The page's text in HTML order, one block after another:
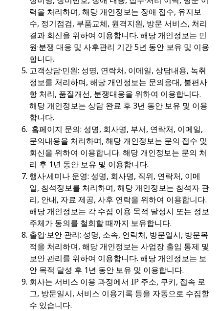
력을 처리하며, 해당 개인정보는 장애 접수, 유지보
수, 정기점검, 부품교체, 원격지원, 방문 서비스, 처리
결과 회신을 위하여 이용합니다. 해당 개인정보는 민
원·분쟁 대응 및 사후관리 기간 5년 동안 보유 및 이용
합니다.
고객상담·민원: 성명, 연락처, 이메일, 상담내용, 녹취
정보를 처리하며, 해당 개인정보는 문의응대, 불편사
항 처리, 품질개선, 분쟁대응을 위하여 이용합니다.
해당 개인정보는 상담 완료 후 3년 동안 보유 및 이용
합니다.
홈페이지 문의: 성명, 회사명, 부서, 연락처, 이메일,
문의내용을 처리하며, 해당 개인정보는 문의 접수 및
회신을 위하여 이용합니다. 해당 개인정보는 문의 처
리 후 1년 동안 보유 및 이용합니다.
행사·세미나 운영: 성명, 회사명, 직위, 연락처, 이메
일, 참석정보를 처리하며, 해당 개인정보는 참석자 관
리, 안내, 자료 제공, 사후 연락을 위하여 이용합니다.
해당 개인정보는 각 수집 이용 목적 달성시 또는 정보
주체가 동의를 철회할 때까지 보유합니다.
출입·보안 관리: 성명, 소속, 연락처, 방문일시, 방문목
적을 처리하며, 해당 개인정보는 사업장 출입 통제 및
보안 관리를 위하여 이용합니다. 해당 개인정보는 보
안 목적 달성 후 1년 동안 보유 및 이용합니다.
회사는 서비스 이용 과정에서 IP 주소, 쿠키, 접속 로
그, 방문일시, 서비스 이용기록 등을 자동으로 수집할
수 있습니다.